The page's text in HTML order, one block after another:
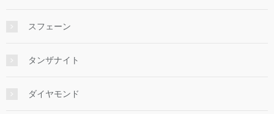
スフェーン
タンザナイト
ダイヤモンド